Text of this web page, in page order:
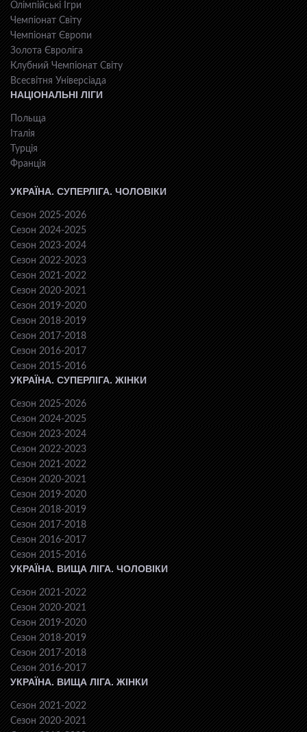
Олімпійські Ігри
Чемпіонат Світу
Чемпіонат Європи
Золота Євроліга
Клубний Чемпіонат Світу
Всесвiтня Унiверсiaда
НАЦІОНАЛЬНІ ЛІГИ
Польща
Італія
Турція
Франція
УКРАЇНА. СУПЕРЛІГА. ЧОЛОВІКИ
Сезон 2025-2026
Сезон 2024-2025
Сезон 2023-2024
Сезон 2022-2023
Сезон 2021-2022
Сезон 2020-2021
Сезон 2019-2020
Сезон 2018-2019
Сезон 2017-2018
Сезон 2016-2017
Сезон 2015-2016
УКРАЇНА. СУПЕРЛІГА. ЖІНКИ
Сезон 2025-2026
Сезон 2024-2025
Сезон 2023-2024
Сезон 2022-2023
Сезон 2021-2022
Сезон 2020-2021
Сезон 2019-2020
Сезон 2018-2019
Сезон 2017-2018
Сезон 2016-2017
Сезон 2015-2016
УКРАЇНА. ВИЩА ЛІГА. ЧОЛОВІКИ
Сезон 2021-2022
Сезон 2020-2021
Сезон 2019-2020
Сезон 2018-2019
Сезон 2017-2018
Сезон 2016-2017
УКРАЇНА. ВИЩА ЛІГА. ЖІНКИ
Сезон 2021-2022
Сезон 2020-2021